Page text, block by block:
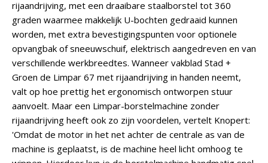
rijaandrijving, met een draaibare staalborstel tot 360
graden waarmee makkelijk U-bochten gedraaid kunnen
worden, met extra bevestigingspunten voor optionele
opvangbak of sneeuwschuif, elektrisch aangedreven en van
verschillende werkbreedtes. Wanneer vakblad Stad +
Groen de Limpar 67 met rijaandrijving in handen neemt,
valt op hoe prettig het ergonomisch ontworpen stuur
aanvoelt. Maar een Limpar-borstelmachine zonder
rijaandrijving heeft ook zo zijn voordelen, vertelt Knopert:
'Omdat de motor in het net achter de centrale as van de
machine is geplaatst, is de machine heel licht omhoog te